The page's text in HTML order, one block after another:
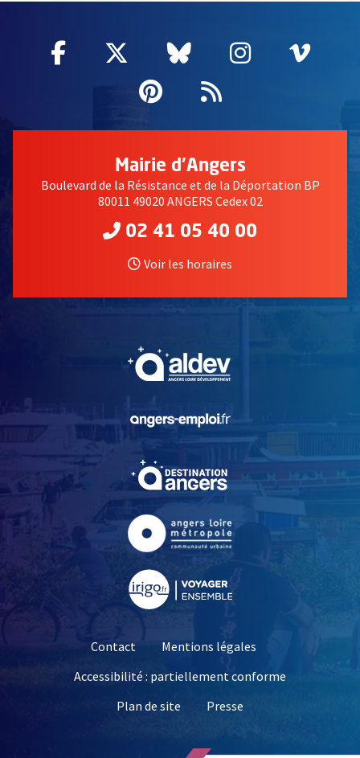
Facebook
, Ouvre une nouvelle fenêtre
Twitter
, Ouvre une nouvelle
Bluesky
, Ouvre une
Instagram
, Ouvre
,
Pinterest
, Ouvre une
Flux RSS
Mairie d'Angers
Boulevard de la Résistance et de la Déportation BP
80011 49020 ANGERS Cedex 02
02 41 05 40 00
Voir les horaires
, Ouvre une nouvelle
, Ouvre une nouvelle
Contact
Mentions légales
Accessibilité : partiellement conforme
Plan de site
Presse